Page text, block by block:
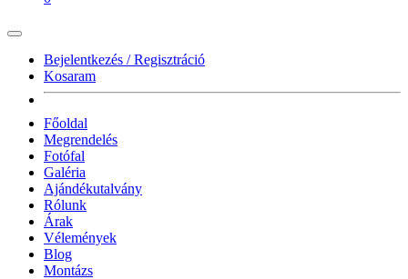
Bejelentkezés / Regisztráció
Kosaram
Főoldal
Megrendelés
Fotófal
Galéria
Ajándékutalvány
Rólunk
Árak
Vélemények
Blog
Montázs